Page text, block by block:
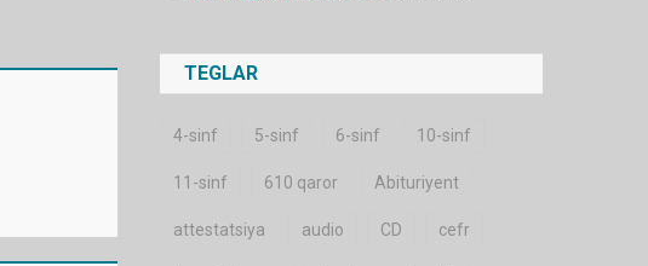
TEGLAR
4-sinf 5-sinf 6-sinf 10-sinf
11-sinf 610 qaror Abituriyent
attestatsiya audio CD cefr